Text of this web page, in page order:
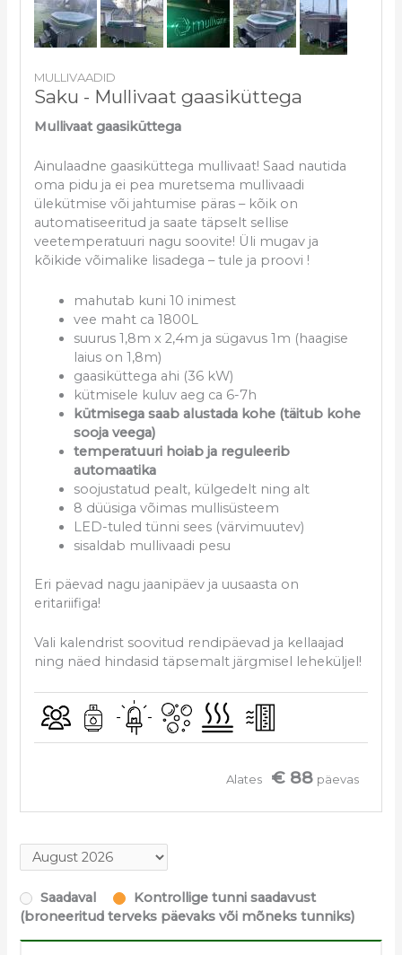
MULLIVAADID
Saku - Mullivaat gaasiküttega
Mullivaat gaasiküttega
Ainulaadne gaasiküttega mullivaat! Saad nautida
oma pidu ja ei pea muretsema mullivaadi
ülekütmise või jahtumise päras – kõik on
automatiseeritud ja saate täpselt sellise
veetemperatuuri nagu soovite! Üli mugav ja
kõikide võimalike lisadega – tule ja proovi !
mahutab kuni 10 inimest
vee maht ca 1800L
suurus 1,8m x 2,4m ja sügavus 1m (haagise
laius on 1,8m)
gaasiküttega ahi (36 kW)
kütmisele kuluv aeg ca 6-7h
kütmisega saab alustada kohe (täitub kohe
sooja veega)
temperatuuri hoiab ja reguleerib
automaatika
soojustatud pealt, külgedelt ning alt
8 düüsiga võimas mullisüsteem
LED-tuled tünni sees (värvimuutev)
sisaldab mullivaadi pesu
Eri päevad nagu jaanipäev ja uusaasta on
eritariifiga!
Vali kalendrist soovitud rendipäevad ja kellaajad
ning näed hindasid täpsemalt järgmisel leheküljel!
Alates € 88 päevas
Saadaval
Kontrollige tunni saadavust
(broneeritud terveks päevaks või mõneks tunniks)